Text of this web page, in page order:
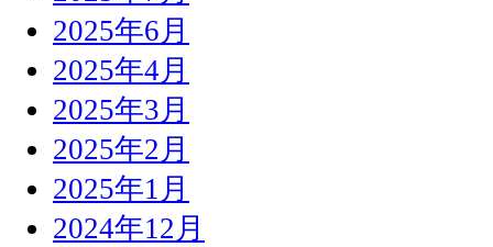
2025年6月
2025年4月
2025年3月
2025年2月
2025年1月
2024年12月